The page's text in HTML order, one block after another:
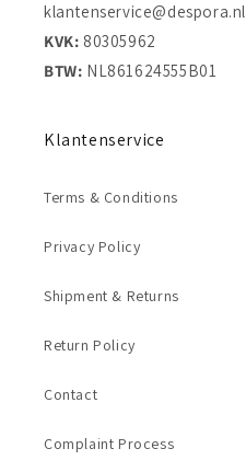
klantenservice@despora.nl
KVK: 80305962
BTW: NL861624555B01
Klantenservice
Terms & Conditions
Privacy Policy
Shipment & Returns
Return Policy
Contact
Complaint Process